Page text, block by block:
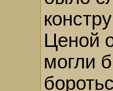
Ценой
могли